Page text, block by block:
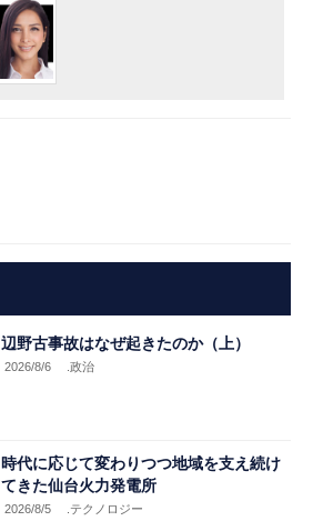
辺野古事故はなぜ起きたのか（上）
2026/8/6 .政治
時代に応じて変わりつつ地域を支え続け
てきた仙台火力発電所
2026/8/5 .テクノロジー